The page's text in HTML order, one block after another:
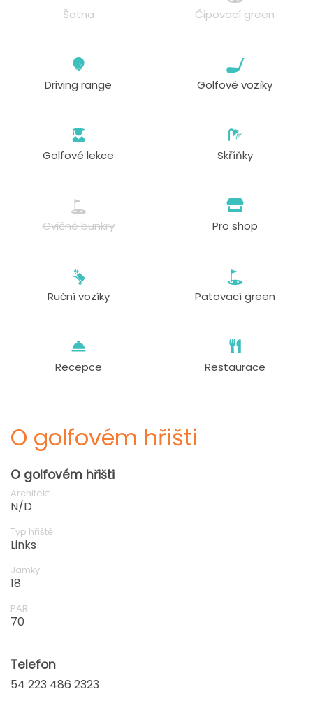
Šatna Čipovací green
Driving range Golfové vozíky
Golfové lekce Skříňky
Cvičné bunkry Pro shop
Ruční vozíky Patovací green
Recepce Restaurace
O golfovém hřišti
O golfovém hřišti
Architekt
N/D
Typ hřiště
Links
Jamky
18
PAR
70
Telefon
54 223 486 2323